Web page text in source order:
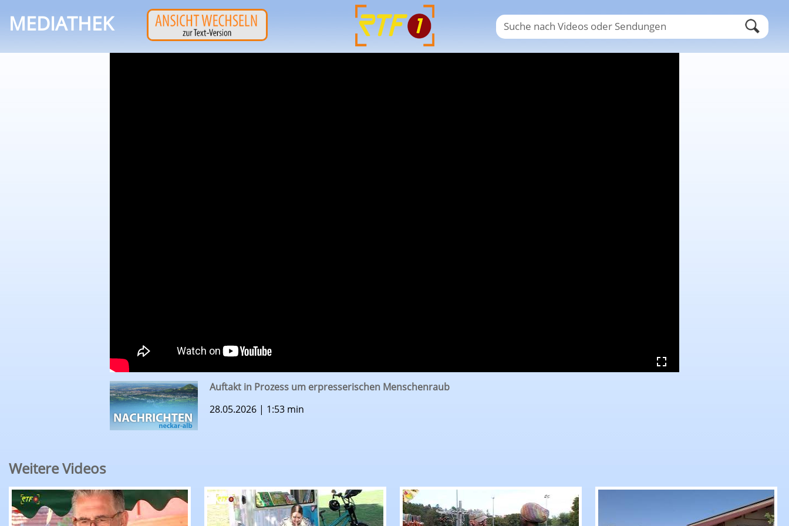
MEDIATHEK
Auftakt in Prozess um erpresserischen Menschenraub
28.05.2026 | 1:53 min
Weitere Videos
RTF.1-Nachrichten: Sommertour bringt Michael Donth auf den Wochenmarkt
RTF.1-Nachrichten: Mediabike der Stadtbibliothek besucht Freibad im Markwasen
RTF.1-Nachrichten: Das Internationale Afrika-Festival geht wieder an
RTF.1-Nachrichten: